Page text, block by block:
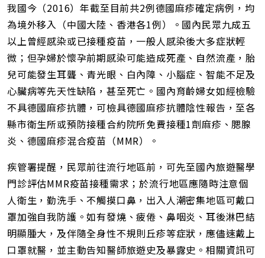
我國今（2016）年截至目前共2例德國麻疹確定病例，均
為境外移入（中國大陸、香港各1例）。國內民眾九成五
以上曾經感染或已接種疫苗，一般人感染後大多症狀輕
微；但孕婦於懷孕前期感染可能造成死產、自然流產，胎
兒可能發生耳聾、青光眼、白內障、小腦症、智能不足及
心臟病等先天性缺陷，甚至死亡。國內育齡婦女如經檢驗
不具德國麻疹抗體，可檢具德國麻疹抗體陰性報告，至各
縣市衛生所或預防接種合約院所免費接種1劑麻疹、腮腺
炎、德國麻疹混合疫苗（MMR）。
疾管署提醒，民眾前往流行地區前，可先至國內旅遊醫學
門診評估MMR疫苗接種需求；於流行地區應隨時注意個
人衛生，勤洗手、不觸摸口鼻，出入人潮密集地區可戴口
罩加強自我防護。如有發燒、疲倦、鼻咽炎、耳後淋巴結
明顯腫大，及伴隨全身性不規則丘疹等症狀，應儘速戴上
口罩就醫，並主動告知醫師旅遊史及暴露史。相關資訊可